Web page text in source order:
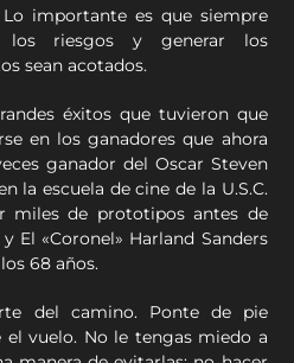
importante es que siempre
los riesgos y generar los
sean acotados.
éxitos que tuvieron que
en los ganadores que ahora
ganador del Oscar Steven
la escuela de cine de la U.S.C.
miles de prototipos antes de
El «Coronel» Harland Sanders
68 años.
del camino. Ponte de pie
vuelo. No le tengas miedo a